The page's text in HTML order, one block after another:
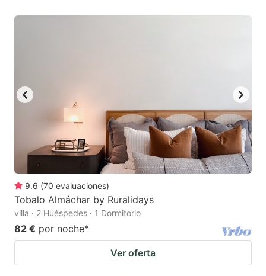
9.6 (70 evaluaciones)
Tobalo Almáchar by Ruralidays
villa · 2 Huéspedes · 1 Dormitorio
82 € por noche*
Ver oferta